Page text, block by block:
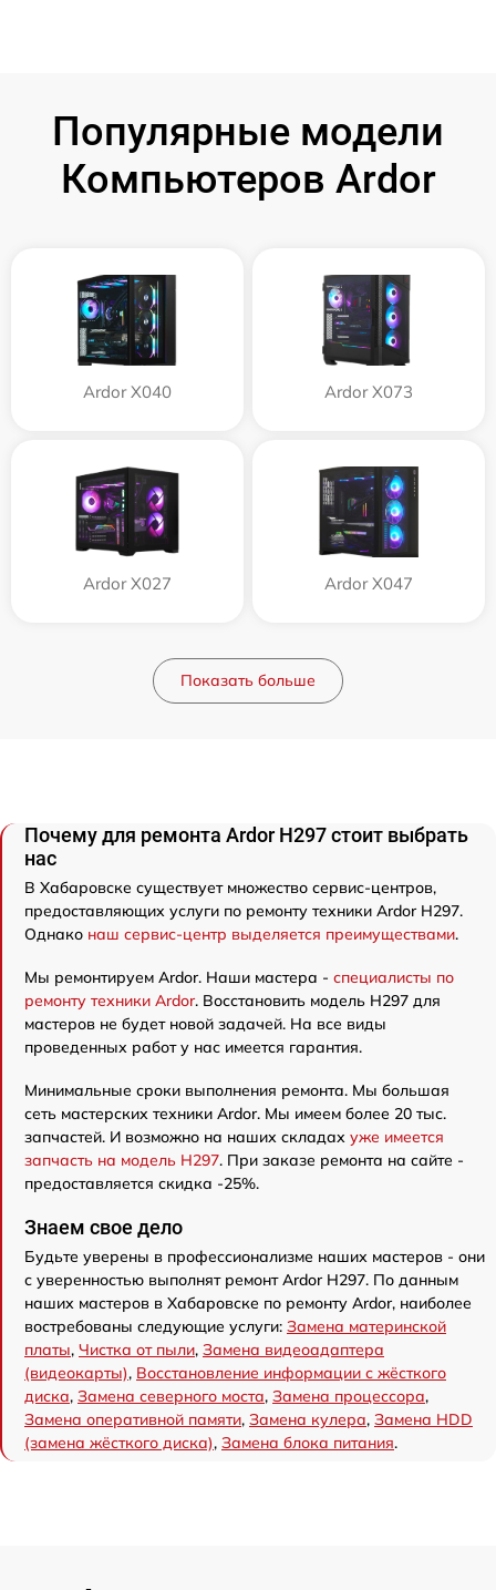
Популярные модели
Компьютеров Ardor
Ardor X040 Ardor X073
Ardor X027 Ardor X047
Показать больше
Почему для ремонта Ardor H297 стоит выбрать
нас
В Хабаровске существует множество сервис-центров,
предоставляющих услуги по ремонту техники Ardor H297.
Однако наш сервис-центр выделяется преимуществами.
Мы ремонтируем Ardor. Наши мастера - специалисты по
ремонту техники Ardor. Восстановить модель H297 для
мастеров не будет новой задачей. На все виды
проведенных работ у нас имеется гарантия.
Минимальные сроки выполнения ремонта. Мы большая
сеть мастерских техники Ardor. Мы имеем более 20 тыс.
запчастей. И возможно на наших складах уже имеется
запчасть на модель H297. При заказе ремонта на сайте -
предоставляется скидка -25%.
Знаем свое дело
Будьте уверены в профессионализме наших мастеров - они
с уверенностью выполнят ремонт Ardor H297. По данным
наших мастеров в Хабаровске по ремонту Ardor, наиболее
востребованы следующие услуги: Замена материнской
платы, Чистка от пыли, Замена видеоадаптера
(видеокарты), Восстановление информации с жёсткого
диска, Замена северного моста, Замена процессора,
Замена оперативной памяти, Замена кулера, Замена HDD
(замена жёсткого диска), Замена блока питания.